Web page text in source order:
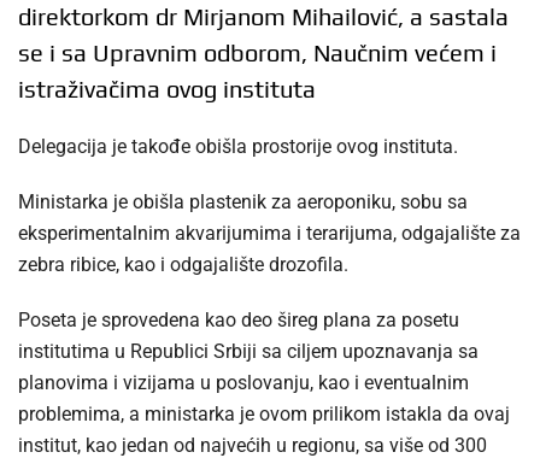
direktorkom dr Mirjanom Mihailović, a sastala
se i sa Upravnim odborom, Naučnim većem i
istraživačima ovog instituta
Delegacija je takođe obišla prostorije ovog instituta.
Ministarka je obišla plastenik za aeroponiku, sobu sa
eksperimentalnim akvarijumima i terarijuma, odgajalište za
zebra ribice, kao i odgajalište drozofila.
Poseta je sprovedena kao deo šireg plana za posetu
institutima u Republici Srbiji sa ciljem upoznavanja sa
planovima i vizijama u poslovanju, kao i eventualnim
problemima, a ministarka je ovom prilikom istakla da ovaj
institut, kao jedan od najvećih u regionu, sa više od 300